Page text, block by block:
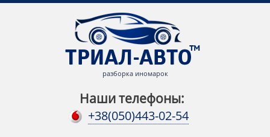
разборка иномарок
Наши телефоны:
+38(050)443-02-54